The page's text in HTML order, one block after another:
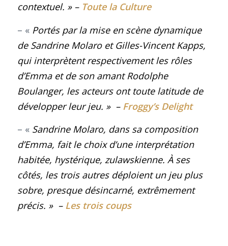
contextuel. »– Toute la Culture
– « Portés par la mise en scène dynamique
de Sandrine MolaroetGilles-Vincent Kapps,
qui interprètent respectivement les rôles
d’Emma et de son amant Rodolphe
Boulanger, les acteurs ont toute latitude de
développer leur jeu. » – Froggy’s Delight
– « Sandrine Molaro, dans sa composition
d’Emma, fait le choix d’une interprétation
habitée, hystérique, zulawskienne. À ses
côtés, les trois autres déploient un jeu plus
sobre, presque désincarné, extrêmement
précis. » – Les trois coups